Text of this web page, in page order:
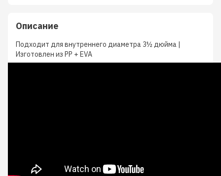
Описание
Подходит для внутреннего диаметра 3½ дюйма |
Изготовлен из PP + EVA